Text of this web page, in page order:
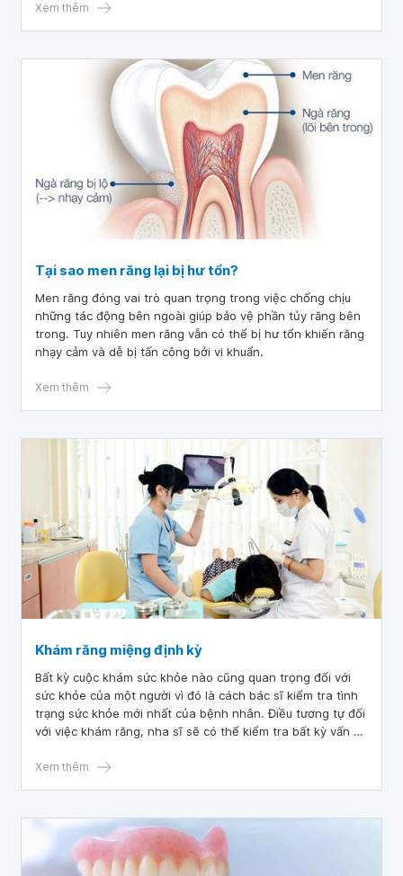
Xem thêm
Tại sao men răng lại bị hư tổn?
Men răng đóng vai trò quan trọng trong việc chống chịu
những tác động bên ngoài giúp bảo vệ phần tủy răng bên
trong. Tuy nhiên men răng vẫn có thể bị hư tổn khiến răng
nhạy cảm và dễ bị tấn công bởi vi khuẩn.
Xem thêm
Khám răng miệng định kỳ
Bất kỳ cuộc khám sức khỏe nào cũng quan trọng đối với
sức khỏe của một người vì đó là cách bác sĩ kiểm tra tình
trạng sức khỏe mới nhất của bệnh nhân. Điều tương tự đối
với việc khám răng, nha sĩ sẽ có thể kiểm tra bất kỳ vấn đề
qua sau lần khám cuối cùng và thực hiện những việc giúp
Xem thêm